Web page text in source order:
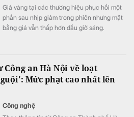
Giá vàng tại các thương hiệu phục hồi một
phần sau nhịp giảm trong phiên nhưng mặt
bằng giá vẫn thấp hơn đầu giờ sáng.
an Hà Nội về loạt
Mức phạt cao nhất lên
Công nghệ